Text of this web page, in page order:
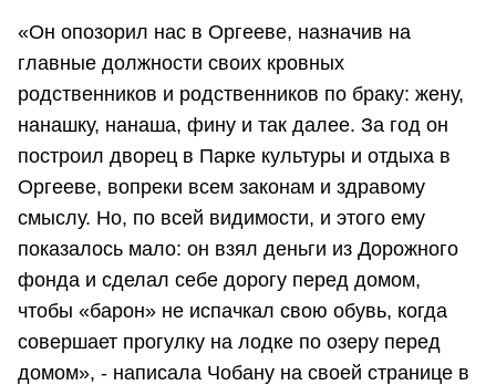
«Он опозорил нас в Оргееве, назначив на
главные должности своих кровных
родственников и родственников по браку: жену,
нанашку, нанаша, фину и так далее. За год он
построил дворец в Парке культуры и отдыха в
Оргееве, вопреки всем законам и здравому
смыслу. Но, по всей видимости, и этого ему
показалось мало: он взял деньги из Дорожного
фонда и сделал себе дорогу перед домом,
чтобы «барон» не испачкал свою обувь, когда
совершает прогулку на лодке по озеру перед
домом», - написала Чобану на своей странице в